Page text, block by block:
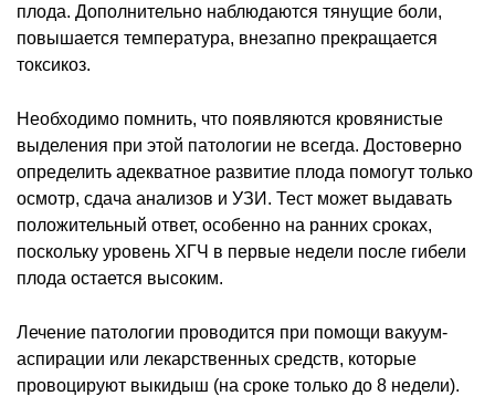
плода. Дополнительно наблюдаются тянущие боли,
повышается температура, внезапно прекращается
токсикоз.
Необходимо помнить, что появляются кровянистые
выделения при этой патологии не всегда. Достоверно
определить адекватное развитие плода помогут только
осмотр, сдача анализов и УЗИ. Тест может выдавать
положительный ответ, особенно на ранних сроках,
поскольку уровень ХГЧ в первые недели после гибели
плода остается высоким.
Лечение патологии проводится при помощи вакуум-
аспирации или лекарственных средств, которые
провоцируют выкидыш (на сроке только до 8 недели).